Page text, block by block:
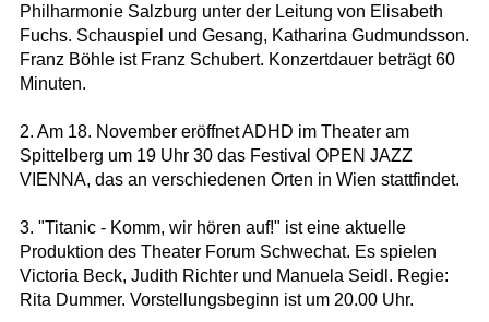
Philharmonie Salzburg unter der Leitung von Elisabeth
Fuchs. Schauspiel und Gesang, Katharina Gudmundsson.
Franz Böhle ist Franz Schubert. Konzertdauer beträgt 60
Minuten.
2. Am 18. November eröffnet ADHD im Theater am
Spittelberg um 19 Uhr 30 das Festival OPEN JAZZ
VIENNA, das an verschiedenen Orten in Wien stattfindet.
3. "Titanic - Komm, wir hören auf!" ist eine aktuelle
Produktion des Theater Forum Schwechat. Es spielen
Victoria Beck, Judith Richter und Manuela Seidl. Regie:
Rita Dummer. Vorstellungsbeginn ist um 20.00 Uhr.